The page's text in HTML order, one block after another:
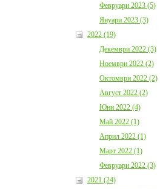
Февруари 2023 (5)
Януари 2023 (3)
2022 (19)
Декември 2022 (3)
Ноември 2022 (2)
Октомври 2022 (2)
Август 2022 (2)
Юни 2022 (4)
Май 2022 (1)
Април 2022 (1)
Март 2022 (1)
Февруари 2022 (3)
2021 (24)